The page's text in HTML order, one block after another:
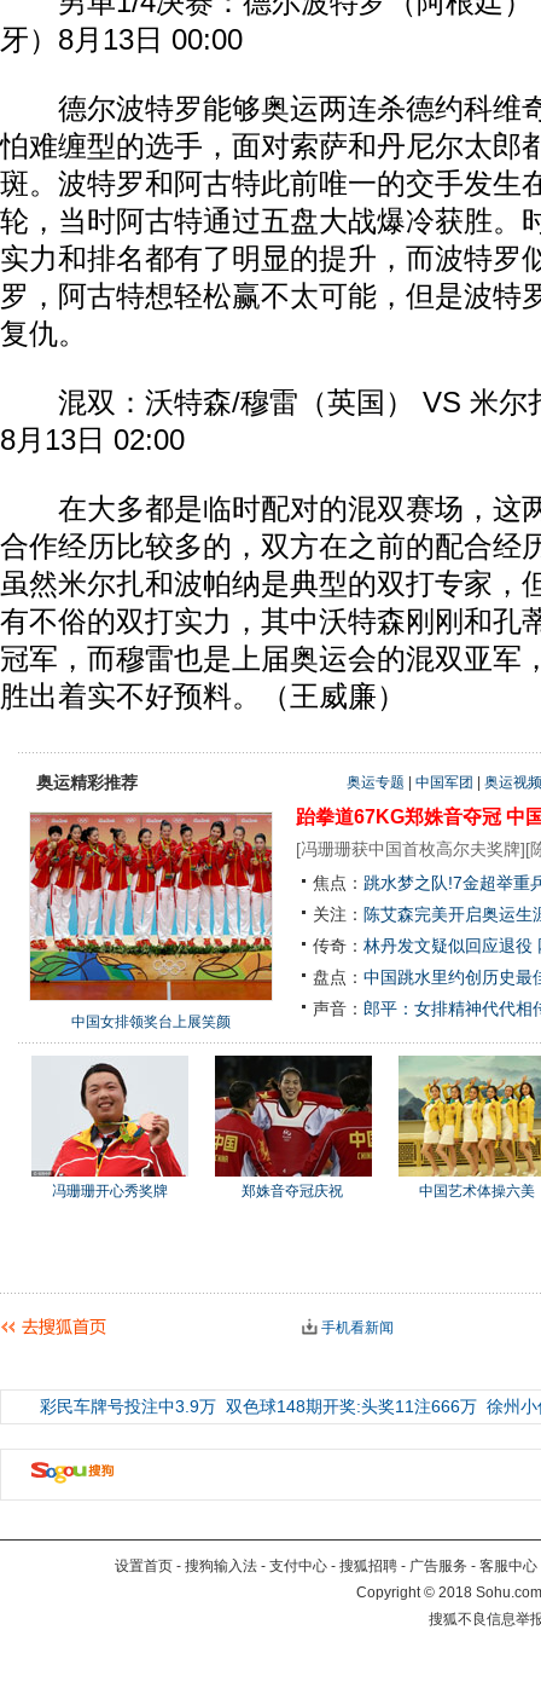
牙）8月13日 00:00
德尔波特罗能够奥运两连杀德约科维
怕难缠型的选手，面对索萨和丹尼尔太郎
斑。波特罗和阿古特此前唯一的交手发生
轮，当时阿古特通过五盘大战爆冷获胜。
实力和排名都有了明显的提升，而波特罗
罗，阿古特想轻松赢不太可能，但是波特
复仇。
混双：沃特森/穆雷（英国） VS 米尔
8月13日 02:00
在大多都是临时配对的混双赛场，这
合作经历比较多的，双方在之前的配合经
虽然米尔扎和波帕纳是典型的双打专家，
有不俗的双打实力，其中沃特森刚刚和孔
冠军，而穆雷也是上届奥运会的混双亚军
胜出着实不好预料。（王威廉）
奥运精彩推荐 奥运专题 中国军团 奥运视频
中国女排领奖台上展笑颜
跆拳道67KG郑姝音夺冠 中
[冯珊珊获中国首枚高尔夫奖牌][
焦点： 跳水梦之队!7金超举重
关注： 陈艾森完美开启奥运
传奇： 林丹发文疑似回应退役
盘点： 中国跳水里约创历史最
声音： 郎平：女排精神代代相
冯珊珊开心秀奖牌 郑姝音夺冠庆祝 中国艺术体操六美
手机看新闻
彩民车牌号投注中3.9万 双色球148期开奖:头奖11注666万 徐州
设置首页 - 搜狗输入法 - 支付中心 - 搜狐招聘 - 广告服务 - 客服中心
Copyright©2018
搜狐不良信息举